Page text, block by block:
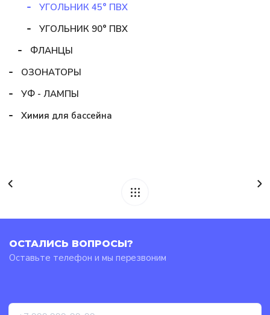
УГОЛЬНИК 45° ПВХ
УГОЛЬНИК 90° ПВХ
ФЛАНЦЫ
ОЗОНАТОРЫ
УФ - ЛАМПЫ
Химия для бассейна
ОСТАЛИСЬ ВОПРОСЫ?
Оставьте телефон и мы перезвоним